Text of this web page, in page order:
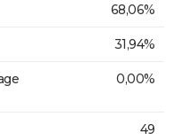
68,06%
31,94%
0,00%
49